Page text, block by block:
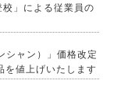
」による従業員の
シャン）」価格改定
を値上げいたします